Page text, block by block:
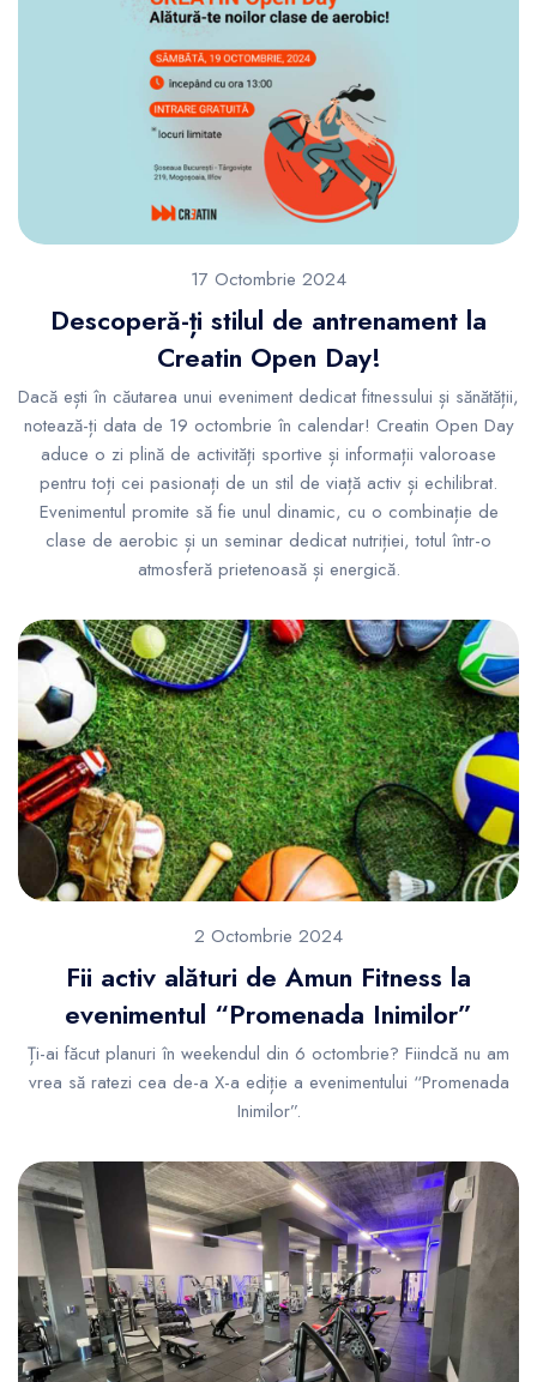
17 Octombrie 2024
Descoperă-ți stilul de antrenament la
Creatin Open Day!
Dacă ești în căutarea unui eveniment dedicat fitnessului și sănătății,
notează-ți data de 19 octombrie în calendar! Creatin Open Day
aduce o zi plină de activități sportive și informații valoroase
pentru toți cei pasionați de un stil de viață activ și echilibrat.
Evenimentul promite să fie unul dinamic, cu o combinație de
clase de aerobic și un seminar dedicat nutriției, totul într-o
atmosferă prietenoasă și energică.
2 Octombrie 2024
Fii activ alături de Amun Fitness la
evenimentul “Promenada Inimilor”
Ți-ai făcut planuri în weekendul din 6 octombrie? Fiindcă nu am
vrea să ratezi cea de-a X-a ediție a evenimentului “Promenada
Inimilor”.